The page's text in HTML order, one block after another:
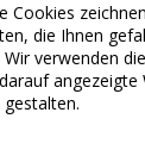
Cookies
die Ihnen
Wir verwenden
angezeigte